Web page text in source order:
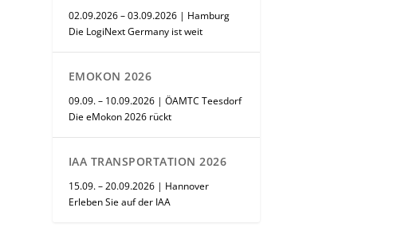
02.09.2026 – 03.09.2026 | Hamburg
Die LogiNext Germany ist weit
EMOKON 2026
09.09. – 10.09.2026 | ÖAMTC Teesdorf
Die eMokon 2026 rückt
IAA TRANSPORTATION 2026
15.09. – 20.09.2026 | Hannover
Erleben Sie auf der IAA